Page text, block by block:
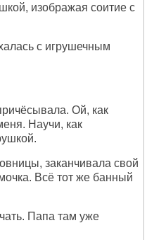
изображая соитие с
с игрушечным
Ой, как
Научи, как
заканчивала свой
Всё тот же банный
Папа там уже